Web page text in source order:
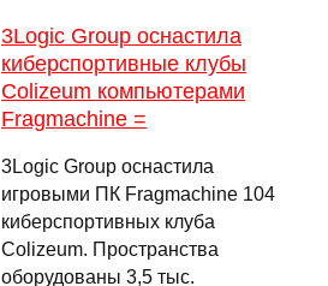
3Logic Group оснастила
киберспортивные клубы
Colizeum компьютерами
Fragmachine =
3Logic Group оснастила
игровыми ПК Fragmachine 104
киберспортивных клуба
Colizeum. Пространства
оборудованы 3,5 тыс.